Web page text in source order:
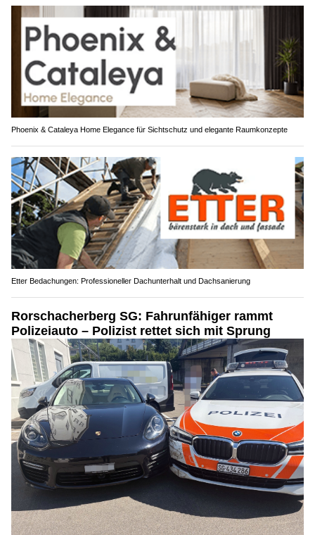
Phoenix & Cataleya Home Elegance für Sichtschutz und elegante Raumkonzepte
Etter Bedachungen: Professioneller Dachunterhalt und Dachsanierung
Rorschacherberg SG: Fahrunfähiger rammt
Polizeiauto – Polizist rettet sich mit Sprung